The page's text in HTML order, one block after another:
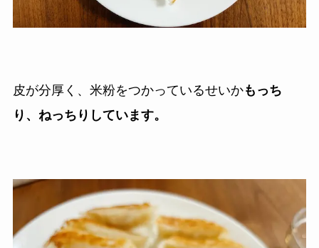
皮が分厚く、米粉をつかっているせいかもっち
り、ねっちりしています。